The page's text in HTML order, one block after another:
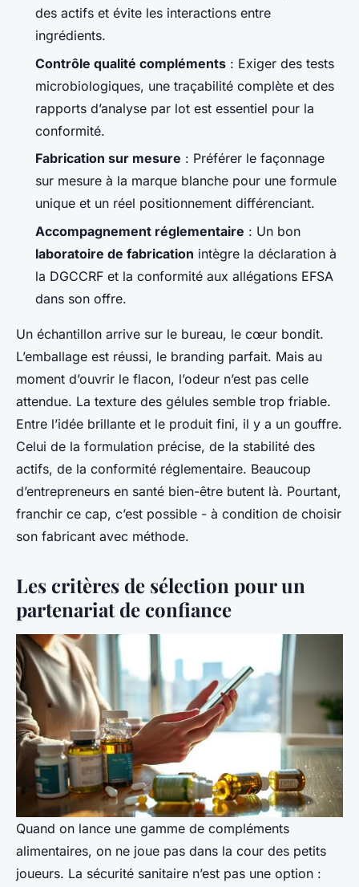
des actifs et évite les interactions entre
ingrédients.
Contrôle qualité compléments : Exiger des tests
microbiologiques, une traçabilité complète et des
rapports d’analyse par lot est essentiel pour la
conformité.
Fabrication sur mesure : Préférer le façonnage
sur mesure à la marque blanche pour une formule
unique et un réel positionnement différenciant.
Accompagnement réglementaire : Un bon
laboratoire de fabrication intègre la déclaration à
la DGCCRF et la conformité aux allégations EFSA
dans son offre.
Un échantillon arrive sur le bureau, le cœur bondit.
L’emballage est réussi, le branding parfait. Mais au
moment d’ouvrir le flacon, l’odeur n’est pas celle
attendue. La texture des gélules semble trop friable.
Entre l’idée brillante et le produit fini, il y a un gouffre.
Celui de la formulation précise, de la stabilité des
actifs, de la conformité réglementaire. Beaucoup
d’entrepreneurs en santé bien-être butent là. Pourtant,
franchir ce cap, c’est possible - à condition de choisir
son fabricant avec méthode.
Les critères de sélection pour un
partenariat de confiance
Quand on lance une gamme de compléments
alimentaires, on ne joue pas dans la cour des petits
joueurs. La sécurité sanitaire n’est pas une option :